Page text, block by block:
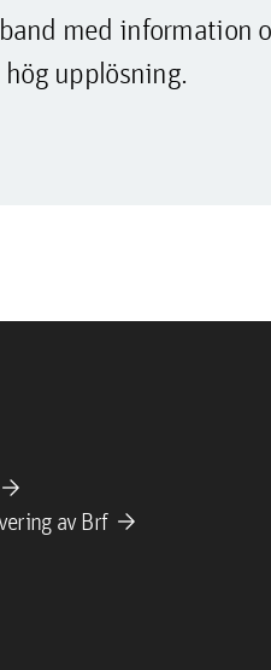
med information
upplösning.
arrow_forward
av Brf arrow_forward